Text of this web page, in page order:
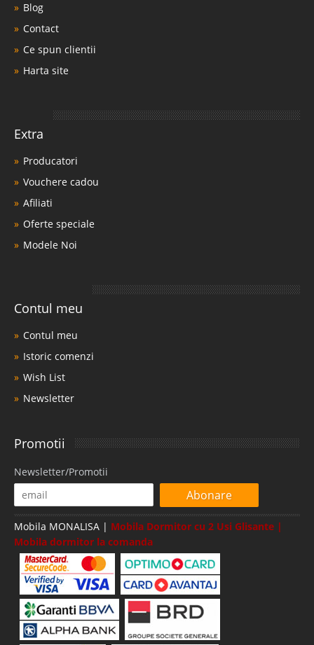
Blog
Contact
Ce spun clientii
Harta site
Extra
Producatori
Vouchere cadou
Afiliati
Oferte speciale
Modele Noi
Contul meu
Contul meu
Istoric comenzi
Wish List
Newsletter
Promotii
Newsletter/Promotii
Abonare
Mobila MONALISA | Mobila Dormitor cu 2 Usi Glisante |
Mobila dormitor la comanda